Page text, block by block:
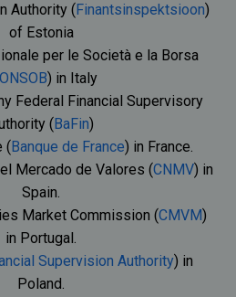
Authority (Finantsinspektsioon)
of Estonia
per le Società e la Borsa
) in Italy
Federal Financial Supervisory
(BaFin)
(Banque de France) in France.
Mercado de Valores (CNMV) in
Spain.
Market Commission (CMVM)
in Portugal.
Supervision Authority) in
Poland.